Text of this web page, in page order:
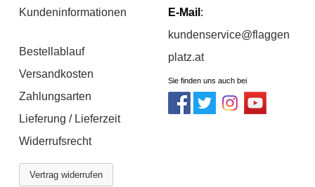
Kundeninformationen
Bestellablauf
Versandkosten
Zahlungsarten
Lieferung / Lieferzeit
Widerrufsrecht
Vertrag widerrufen
E-Mail :
kundenservice@flaggen
platz.at
Sie finden uns auch bei